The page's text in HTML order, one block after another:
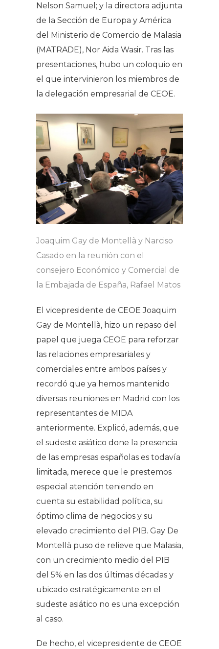
Nelson Samuel; y la directora adjunta
de la Sección de Europa y América
del Ministerio de Comercio de Malasia
(MATRADE), Nor Aida Wasir. Tras las
presentaciones, hubo un coloquio en
el que intervinieron los miembros de
la delegación empresarial de CEOE.
Joaquim Gay de Montellà y Narciso
Casado en la reunión con el
consejero Económico y Comercial de
la Embajada de España, Rafael Matos
El vicepresidente de CEOE Joaquim
Gay de Montellà, hizo un repaso del
papel que juega CEOE para reforzar
las relaciones empresariales y
comerciales entre ambos países y
recordó que ya hemos mantenido
diversas reuniones en Madrid con los
representantes de MIDA
anteriormente. Explicó, además, que
el sudeste asiático done la presencia
de las empresas españolas es todavía
limitada, merece que le prestemos
especial atención teniendo en
cuenta su estabilidad política, su
óptimo clima de negocios y su
elevado crecimiento del PIB. Gay De
Montellà puso de relieve que Malasia,
con un crecimiento medio del PIB
del 5% en las dos últimas décadas y
ubicado estratégicamente en el
sudeste asiático no es una excepción
al caso.
De hecho, el vicepresidente de CEOE